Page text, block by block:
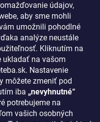
údajov,
aby sme mohli
umožnili pohodlné
analýze neustále
Kliknutím na
ukladať na vašom
Nastavenie
môžete zmeniť pod
iba „nevyhnutné“
potrebujeme na
vašich osobných